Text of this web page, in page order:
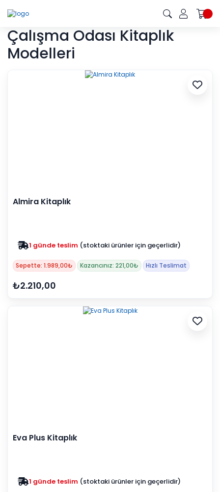
Çalışma Odası Kitaplık
Modelleri
Almira Kitaplık
1 günde teslim (stoktaki ürünler için geçerlidir)
Zam yok 2025 fiyatları devam ediyor
Sepette: 1.989,00₺ Kazancınız: 221,00₺ Hızlı Teslimat
₺2.210,00
Eva Plus Kitaplık
1 günde teslim
(stoktaki ürünler için geçerlidir)
Zam yok 2025 fiyatları devam ediyor